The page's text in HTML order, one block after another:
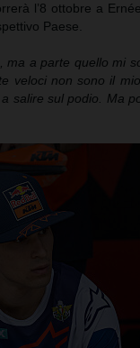
l’8 ottobre a
Paese.
ma a parte quello mi
veloci non sono il
salire sul podio. Ma